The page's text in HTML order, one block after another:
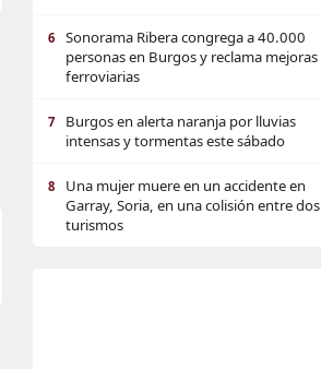
6
Sonorama Ribera congrega a 40.000
personas en Burgos y reclama mejoras
ferroviarias
7
Burgos en alerta naranja por lluvias
intensas y tormentas este sábado
8
Una mujer muere en un accidente en
Garray, Soria, en una colisión entre dos
turismos